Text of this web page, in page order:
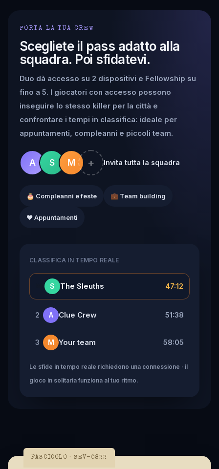
PORTA LA TUA CREW
Scegliete il pass adatto alla
squadra. Poi sfidatevi.
Duo dà accesso su 2 dispositivi e Fellowship su
fino a 5. I giocatori con accesso possono
inseguire lo stesso killer per la città e
confrontare i tempi in classifica: ideale per
appuntamenti, compleanni e piccoli team.
A S M + Invita tutta la squadra
🎂 Compleanni e feste 💼 Team building
❤️ Appuntamenti
CLASSIFICA IN TEMPO REALE
S The Sleuths 47:12
2 A Clue Crew 51:38
3 M Your team 58:05
Le sfide in tempo reale richiedono una connessione · il
gioco in solitaria funziona al tuo ritmo.
FASCICOLO · SEV-0822